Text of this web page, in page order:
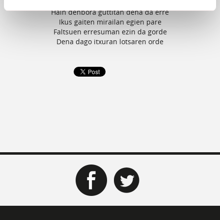
Hain denbora guttitan dena da erre
Ikus gaiten mirailan egien pare
Faltsuen erresuman ezin da gorde
Dena dago itxuran lotsaren orde